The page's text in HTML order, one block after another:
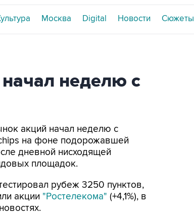
Москва Digital Новости Сюжеты
неделю с
акций начал неделю с
на фоне подорожавшей
дневной нисходящей
площадок.
рубеж 3250 пунктов,
акции "Ростелекома" (+4,1%), в